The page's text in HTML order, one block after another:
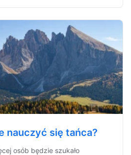
nauczyć się tańca?
osób będzie szukało